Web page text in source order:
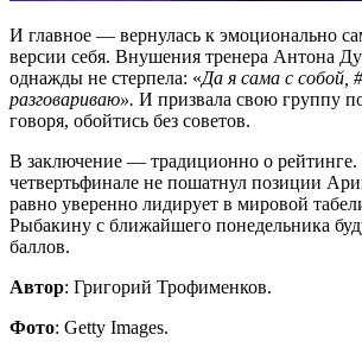
И главное — вернулась к эмоционально
версии себя. Внушения тренера Антона
однажды не стерпела: «Да я сама с собой,
разговариваю». И призвала свою группу
говоря, обойтись без советов.
В заключение — традиционно о
четвертьфинале не пошатнул позиции
равно уверенно лидирует в мировой
Рыбакину с ближайшего понедельника
баллов.
Автор: Григорий Трофименков.
Фото: Getty Images.